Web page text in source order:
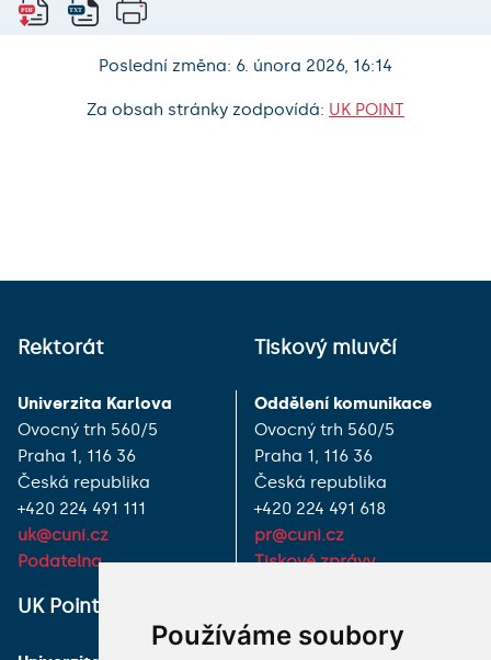
Používáme soubory
Poslední změna: 6. února 2026, 16:14
Za obsah stránky zodpovídá: UK POINT
Rektorát
Univerzita Karlova
Ovocný trh 560/5
Praha 1, 116 36
Česká republika
+420 224 491 111
uk@cuni.cz
Podatelna
Tiskový mluvčí
Oddělení komunikace
Ovocný trh 560/5
Praha 1, 116 36
Česká republika
+420 224 491 618
pr@cuni.cz
Tiskové zprávy
UK Point